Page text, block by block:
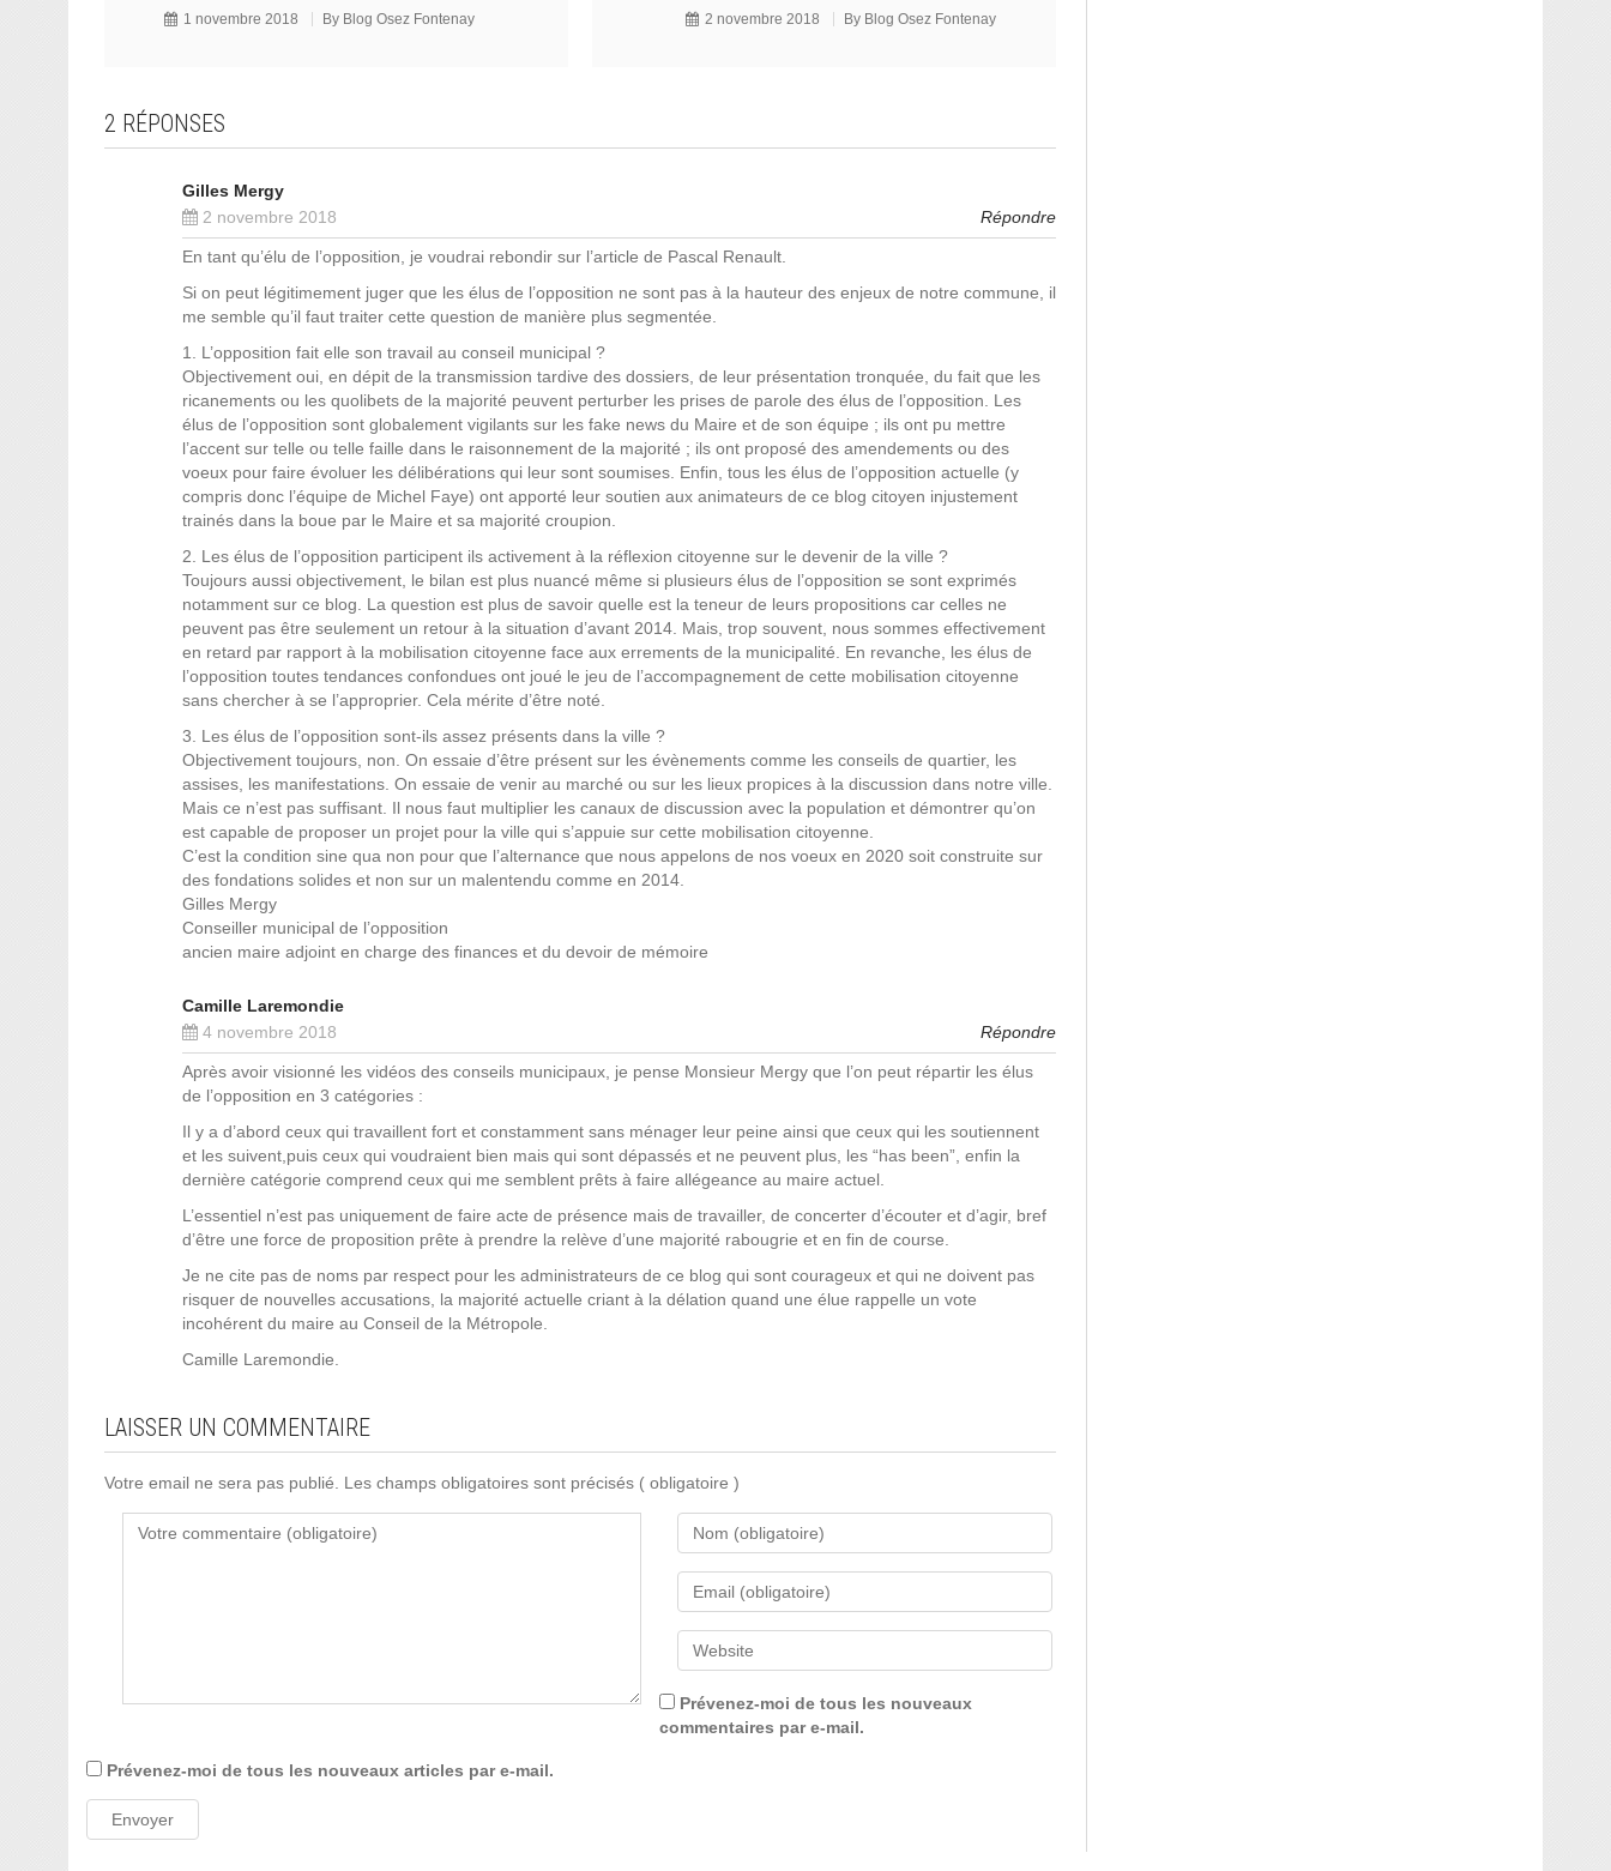
1 novembre 2018 By Blog Osez Fontenay 2 novembre 2018 By Blog Osez Fontenay
2 RÉPONSES
Gilles Mergy
2 novembre 2018
Répondre
En tant qu’élu de l’opposition, je voudrai rebondir sur l’article de Pascal Renault.
Si on peut légitimement juger que les élus de l’opposition ne sont pas à la hauteur des enjeux de notre commune, il
me semble qu’il faut traiter cette question de manière plus segmentée.
1. L’opposition fait elle son travail au conseil municipal ?
Objectivement oui, en dépit de la transmission tardive des dossiers, de leur présentation tronquée, du fait que les
ricanements ou les quolibets de la majorité peuvent perturber les prises de parole des élus de l’opposition. Les
élus de l’opposition sont globalement vigilants sur les fake news du Maire et de son équipe ; ils ont pu mettre
l’accent sur telle ou telle faille dans le raisonnement de la majorité ; ils ont proposé des amendements ou des
voeux pour faire évoluer les délibérations qui leur sont soumises. Enfin, tous les élus de l’opposition actuelle (y
compris donc l’équipe de Michel Faye) ont apporté leur soutien aux animateurs de ce blog citoyen injustement
trainés dans la boue par le Maire et sa majorité croupion.
2. Les élus de l’opposition participent ils activement à la réflexion citoyenne sur le devenir de la ville ?
Toujours aussi objectivement, le bilan est plus nuancé même si plusieurs élus de l’opposition se sont exprimés
notamment sur ce blog. La question est plus de savoir quelle est la teneur de leurs propositions car celles ne
peuvent pas être seulement un retour à la situation d’avant 2014. Mais, trop souvent, nous sommes effectivement
en retard par rapport à la mobilisation citoyenne face aux errements de la municipalité. En revanche, les élus de
l’opposition toutes tendances confondues ont joué le jeu de l’accompagnement de cette mobilisation citoyenne
sans chercher à se l’approprier. Cela mérite d’être noté.
3. Les élus de l’opposition sont-ils assez présents dans la ville ?
Objectivement toujours, non. On essaie d’être présent sur les évènements comme les conseils de quartier, les
assises, les manifestations. On essaie de venir au marché ou sur les lieux propices à la discussion dans notre ville.
Mais ce n’est pas suffisant. Il nous faut multiplier les canaux de discussion avec la population et démontrer qu’on
est capable de proposer un projet pour la ville qui s’appuie sur cette mobilisation citoyenne.
C’est la condition sine qua non pour que l’alternance que nous appelons de nos voeux en 2020 soit construite sur
des fondations solides et non sur un malentendu comme en 2014.
Gilles Mergy
Conseiller municipal de l’opposition
ancien maire adjoint en charge des finances et du devoir de mémoire
Camille Laremondie
4 novembre 2018
Répondre
Après avoir visionné les vidéos des conseils municipaux, je pense Monsieur Mergy que l’on peut répartir les élus
de l’opposition en 3 catégories :
Il y a d’abord ceux qui travaillent fort et constamment sans ménager leur peine ainsi que ceux qui les soutiennent
et les suivent,puis ceux qui voudraient bien mais qui sont dépassés et ne peuvent plus, les “has been”, enfin la
dernière catégorie comprend ceux qui me semblent prêts à faire allégeance au maire actuel.
L’essentiel n’est pas uniquement de faire acte de présence mais de travailler, de concerter d’écouter et d’agir, bref
d’être une force de proposition prête à prendre la relève d’une majorité rabougrie et en fin de course.
Je ne cite pas de noms par respect pour les administrateurs de ce blog qui sont courageux et qui ne doivent pas
risquer de nouvelles accusations, la majorité actuelle criant à la délation quand une élue rappelle un vote
incohérent du maire au Conseil de la Métropole.
Camille Laremondie.
LAISSER UN COMMENTAIRE
Votre email ne sera pas publié. Les champs obligatoires sont précisés ( obligatoire )
Prévenez-moi de tous les nouveaux
commentaires par e-mail.
Prévenez-moi de tous les nouveaux articles par e-mail.